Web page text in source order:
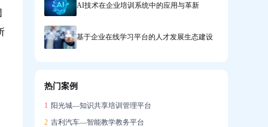
AI技术在企业培训系统中的应用与革新
基于企业在线学习平台的人才发展生态建设
热门案例
1 阳光城—知识共享培训管理平台
2 吉利汽车—智能教学教务平台